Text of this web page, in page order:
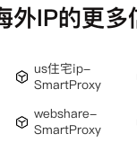
外IP的更多
us住宅ip-
SmartProxy
webshare-
SmartProxy